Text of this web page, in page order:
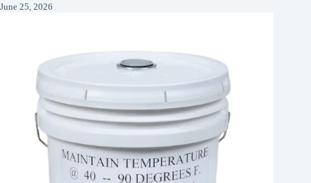
June 25, 2026